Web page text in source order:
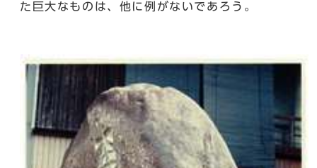
た巨大なものは、他に例がないであろう。